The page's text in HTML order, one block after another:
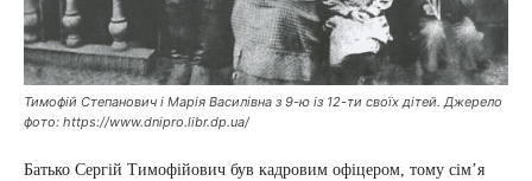
Тимофій Степанович і Марія Василівна з 9-ю із 12-ти своїх дітей. Джерело
фото: https://www.dnipro.libr.dp.ua/
Батько Сергій Тимофійович був кадровим офіцером, тому сім’я